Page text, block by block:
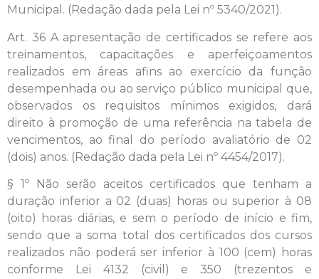
Municipal. (Redação dada pela Lei nº 5340/2021).
Art. 36 A apresentação de certificados se refere aos
treinamentos, capacitações e aperfeiçoamentos
realizados em áreas afins ao exercício da função
desempenhada ou ao serviço público municipal que,
observados os requisitos mínimos exigidos, dará
direito à promoção de uma referência na tabela de
vencimentos, ao final do período avaliatório de 02
(dois) anos. (Redação dada pela Lei nº 4454/2017).
§ 1º Não serão aceitos certificados que tenham a
duração inferior a 02 (duas) horas ou superior à 08
(oito) horas diárias, e sem o período de início e fim,
sendo que a soma total dos certificados dos cursos
realizados não poderá ser inferior à 100 (cem) horas
conforme Lei 4132 (civil) e 350 (trezentos e